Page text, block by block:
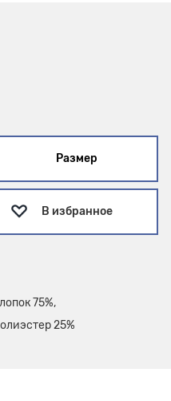
Размер
В избранное
75%,
25%